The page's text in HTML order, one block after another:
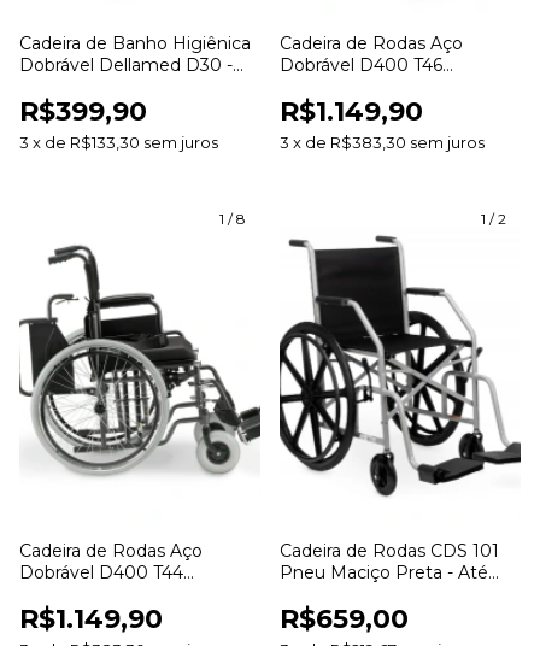
Cadeira de Banho Higiênica
Dobrável Dellamed D30 -
R$399,90
3 x de R$133,30 sem juros
Cadeira de Rodas Aço
Dobrável D400 T46
Assento 46cm
R$1.149,90
3 x de R$383,30 sem juros
1 /8
Cadeira de Rodas Aço
Dobrável D400 T44
Assento 44cm
R$1.149,90
1 /2
Cadeira de Rodas CDS 101
Pneu Maciço Preta - Até
R$659,00